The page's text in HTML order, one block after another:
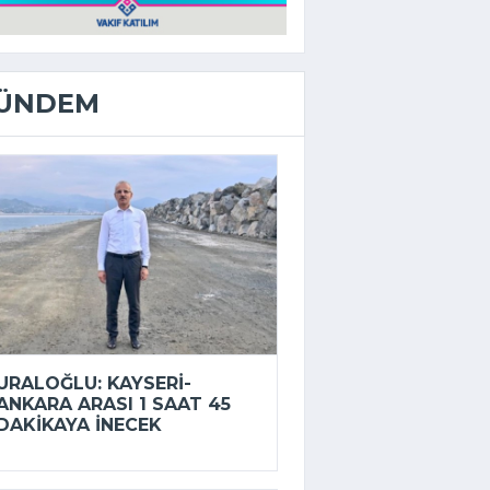
KAYSERI-
ARASI 1 SAAT 45
INECEK